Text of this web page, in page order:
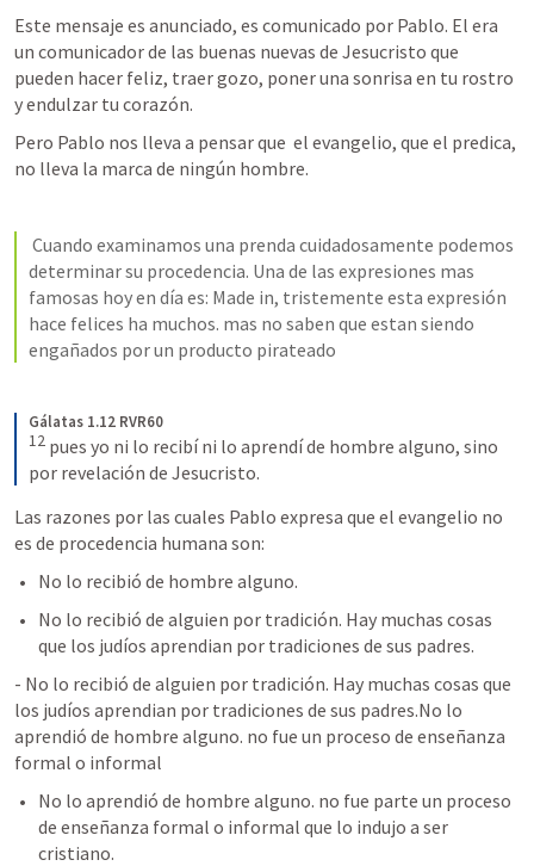
Este mensaje es anunciado, es comunicado por Pablo. El era
un comunicador de las buenas nuevas de Jesucristo que
pueden hacer feliz, traer gozo, poner una sonrisa en tu rostro
y endulzar tu corazón.
Pero Pablo nos lleva a pensar que  el evangelio, que el predica,
no lleva la marca de ningún hombre.
determinar su procedencia. Una de las expresiones mas
famosas hoy en día es: Made in, tristemente esta expresión
hace felices ha muchos. mas no saben que estan siendo
engañados por un producto pirateado
Gálatas 1.12 RVR60
12 pues yo ni lo recibí ni lo aprendí de hombre alguno, sino
por revelación de Jesucristo.
Las razones por las cuales Pablo expresa que el evangelio no
es de procedencia humana son:
No lo recibió de hombre alguno.
No lo recibió de alguien por tradición. Hay muchas cosas
que los judíos aprendian por tradiciones de sus padres.
- No lo recibió de alguien por tradición. Hay muchas cosas que
los judíos aprendian por tradiciones de sus padres.No lo
aprendió de hombre alguno. no fue un proceso de enseñanza
formal o informal
No lo aprendió de hombre alguno. no fue parte un proceso
de enseñanza formal o informal que lo indujo a ser
cristiano.